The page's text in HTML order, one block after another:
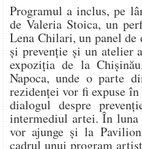
Programul a inclus, pe
de Valeria Stoica, un
Lena Chilari, un panel
și prevenție și un atelier
expoziția de la
Napoca, unde o parte
rezidenței vor fi expuse
dialogul despre
intermediul artei. În
vor ajunge și la
cadrul unui program